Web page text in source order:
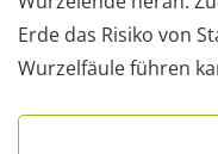
Erde das Risiko von
Wurzelfäule führen